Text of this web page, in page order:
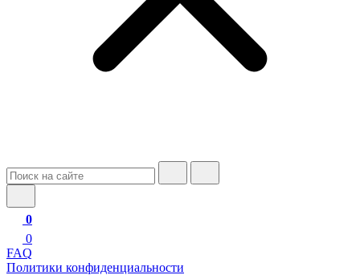
0
0
FAQ
Политики конфиденциальности